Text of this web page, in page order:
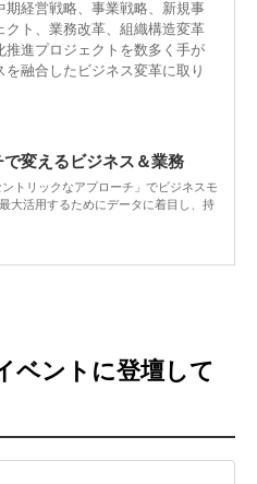
経営戦略、事業戦略、新規事
ト、業務改革、組織構造変革
推進プロジェクトを数多く手が
融合したビジネス変革に取り
変えるビジネス＆業務
トリックなアプローチ」でビジネスモ
大活用するためにデータに着目し、持
ベントに登壇して